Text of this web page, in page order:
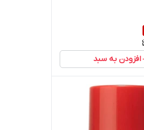
افزودن به سبد